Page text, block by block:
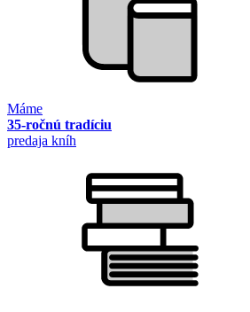
Máme
35-ročnú tradíciu
predaja kníh